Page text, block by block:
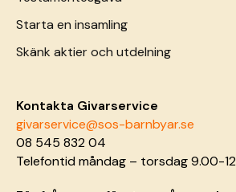
Starta en insamling
Skänk aktier och utdelning
Kontakta Givarservice
givarservice@sos-barnbyar.se
08 545 832 04
Telefontid måndag – torsdag 9.00-